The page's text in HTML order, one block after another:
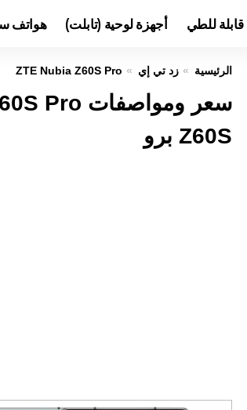
للطي أجهزة لوحية (تابلت) هواتف
الرئيسية زد تي إي ZTE Nubia Z60S Pro
Z60S برو